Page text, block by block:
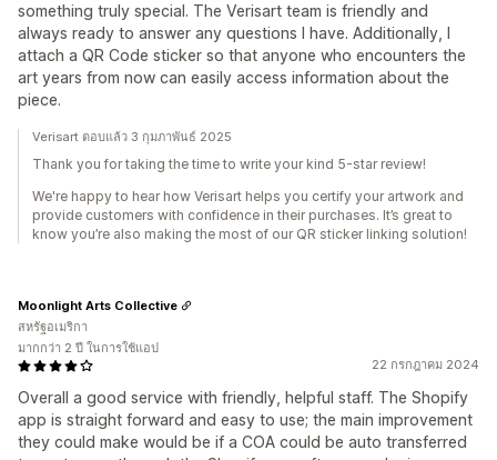
something truly special. The Verisart team is friendly and
always ready to answer any questions I have. Additionally, I
attach a QR Code sticker so that anyone who encounters the
art years from now can easily access information about the
piece.
Verisart ตอบแล้ว 3 กุมภาพันธ์ 2025
Thank you for taking the time to write your kind 5-star review!
We're happy to hear how Verisart helps you certify your artwork and
provide customers with confidence in their purchases. It’s great to
know you’re also making the most of our QR sticker linking solution!
22 กรกฎาคม 2024
Overall a good service with friendly, helpful staff. The Shopify
app is straight forward and easy to use; the main improvement
they could make would be if a COA could be auto transferred
Moonlight Arts Collective
สหรัฐอเมริกา
มากกว่า 2 ปี ในการใช้แอป